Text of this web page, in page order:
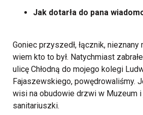
Jak dotarła do pana
Goniec przyszedł, łącznik,
wiem kto to był. Natychmiast
ulicę Chłodną do mojego kolegi
Fajaszewskiego, powędrowaliśmy.
wisi na obudowie drzwi w Muzeum
sanitariuszki.